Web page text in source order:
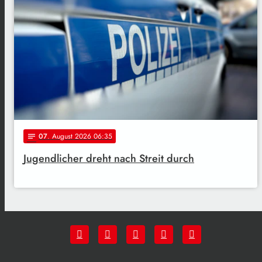
notes 07. August 2026 06:35
Jugendlicher dreht nach Streit durch